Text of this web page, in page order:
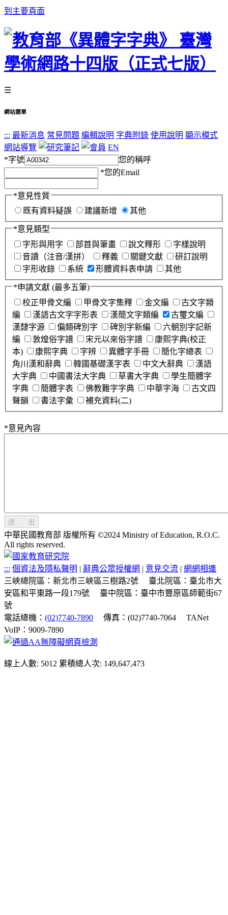
到主要頁面
☰
網站選單
::: 最新消息 常見問題 編輯說明 字典附錄 使用說明 顯示模式
網站導覽
EN
*字號
您的稱呼
*您的Email
*意見性質
既有資料疑誤
建議新增 其他
*意見類型
字形與用字
部首與筆畫 說文釋形
字樣說明
音讀（注音/漢拼）
釋義 關鍵文獻
研訂說明
字形收錄
系統 形體資料表申請 其他
*申請文獻 (最多五筆)
校正甲骨文編
甲骨文字集釋 金文編
古文字類
編
漢語古文字字形表 漢簡文字類編
古璽文編
漢隸字源
偏類碑別字 碑別字新編
六朝別字記新
編
敦煌俗字譜 宋元以來俗字譜
康熙字典(校正
本)
康熙字典 字辨 異體字手冊
簡化字總表
角川漢和辭典
韓國基礎漢字表 中文大辭典
漢語
大字典
中國書法大字典 草書大字典
學生簡體字
字典
簡體字表 佛教難字字典 中華字海
古文四
聲韻
書法字彙 補充資料(二)
*意見內容
送 出
中華民國教育部 版權所有 ©2024 Ministry of Education, R.O.C.
All rights reserved.
::: 個資法及隱私聲明 | 辭典公眾授權網 | 意見交流 | 網網相連
三峽總院區：新北市三峽區三樹路2號
臺北院區：臺北市大
安區和平東路一段179號
臺中院區：臺中市豐原區師範街67
號
電話總機： (02)7740-7890 傳真：(02)7740-7064
TANet
VoIP：9009-7890
線上人數: 5012 累積總人次: 149,647,473